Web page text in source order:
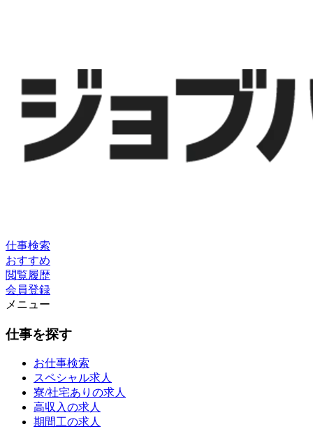
仕事検索
おすすめ
閲覧履歴
会員登録
メニュー
仕事を探す
お仕事検索
スペシャル求人
寮/社宅ありの求人
高収入の求人
期間工の求人